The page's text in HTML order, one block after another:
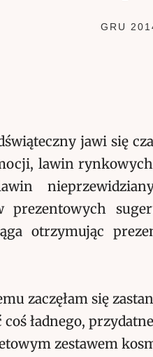
GRU
jawi się
lawin
prezentowych
otrzymując
zaczęłam się
coś ładnego,
zestawem